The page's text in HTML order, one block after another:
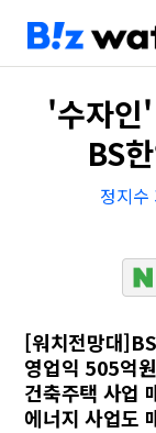
'수자인
BS
정지수
[워치전망대
영업익 505억
건축주택 사업
에너지 사업도